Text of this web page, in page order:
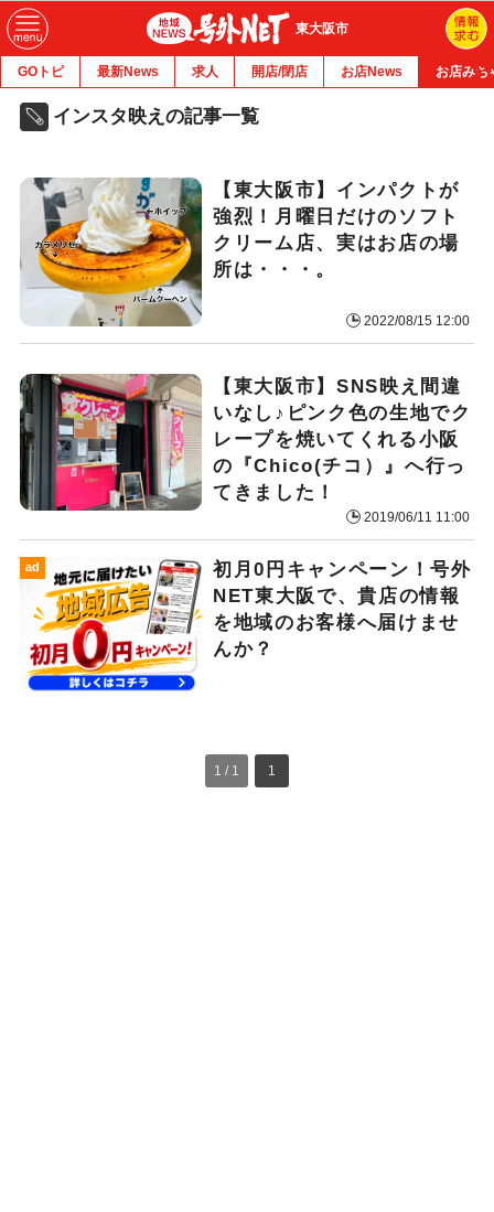
東大阪市
GOトピ 最新News 求人 開店/閉店 お店News お店みち
インスタ映えの記事一覧
【東大阪市】インパクトが
強烈！月曜日だけのソフト
クリーム店、実はお店の場
所は・・・。
2022/08/15 12:00
【東大阪市】SNS映え間違
いなし♪ピンク色の生地でク
レープを焼いてくれる小阪
の『Chico(チコ）』へ行っ
てきました！
2019/06/11 11:00
ad
初月0円キャンペーン！号外
NET東大阪で、貴店の情報
を地域のお客様へ届けませ
んか？
1 / 1 1